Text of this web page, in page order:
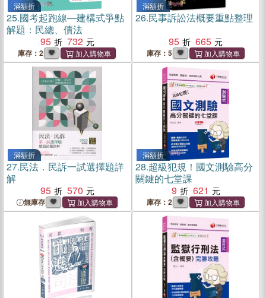
滿額折
25.國考起跑線―建構式爭點
解題：民總、債法
95
732
庫存：2
滿額折
26.民事訴訟法概要重點整理
95
665
庫存：5
滿額折
27.民法．民訴一試選擇題詳
解
95
570
無庫存
滿額折
28.超級犯規！國文測驗高分
關鍵的七堂課
9
621
庫存：2